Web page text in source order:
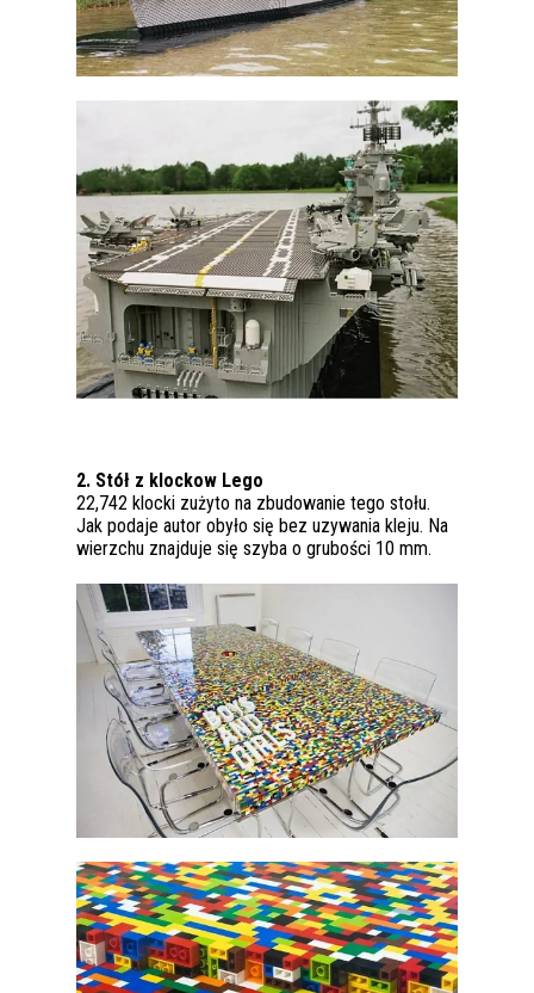
2. Stół z klockow Lego
22,742 klocki zużyto na zbudowanie tego stołu.
Jak podaje autor obyło się bez uzywania kleju. Na
wierzchu znajduje się szyba o grubości 10 mm.